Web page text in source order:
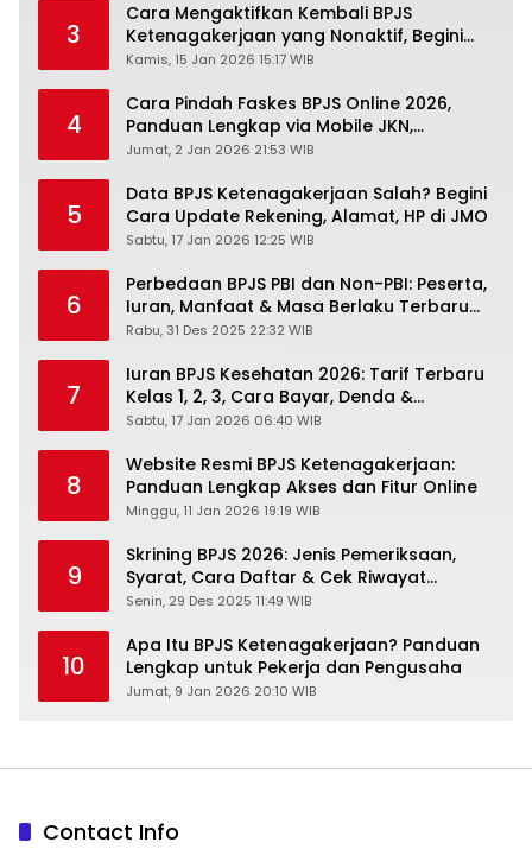
3
Cara Mengaktifkan Kembali BPJS
Ketenagakerjaan yang Nonaktif, Begini
Panduan Lengkapnya
Kamis, 15 Jan 2026 15:17 WIB
4
Cara Pindah Faskes BPJS Online 2026,
Panduan Lengkap via Mobile JKN,
PANDAWA & Offiline Kantor Cabang
Jumat, 2 Jan 2026 21:53 WIB
5
Data BPJS Ketenagakerjaan Salah? Begini
Cara Update Rekening, Alamat, HP di JMO
Sabtu, 17 Jan 2026 12:25 WIB
6
Perbedaan BPJS PBI dan Non-PBI: Peserta,
Iuran, Manfaat & Masa Berlaku Terbaru
2026
Rabu, 31 Des 2025 22:32 WIB
7
Iuran BPJS Kesehatan 2026: Tarif Terbaru
Kelas 1, 2, 3, Cara Bayar, Denda &
Panduan Lengkap Peserta JKN-KIS
Sabtu, 17 Jan 2026 06:40 WIB
8
Website Resmi BPJS Ketenagakerjaan:
Panduan Lengkap Akses dan Fitur Online
Minggu, 11 Jan 2026 19:19 WIB
9
Skrining BPJS 2026: Jenis Pemeriksaan,
Syarat, Cara Daftar & Cek Riwayat
Kesehatan Gratis
Senin, 29 Des 2025 11:49 WIB
10
Apa Itu BPJS Ketenagakerjaan? Panduan
Lengkap untuk Pekerja dan Pengusaha
Jumat, 9 Jan 2026 20:10 WIB
Contact Info